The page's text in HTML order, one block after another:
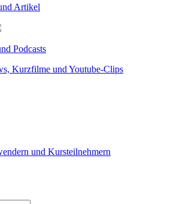
Artikel
Podcasts
Kurzfilme und Youtube-Clips
und Kursteilnehmern